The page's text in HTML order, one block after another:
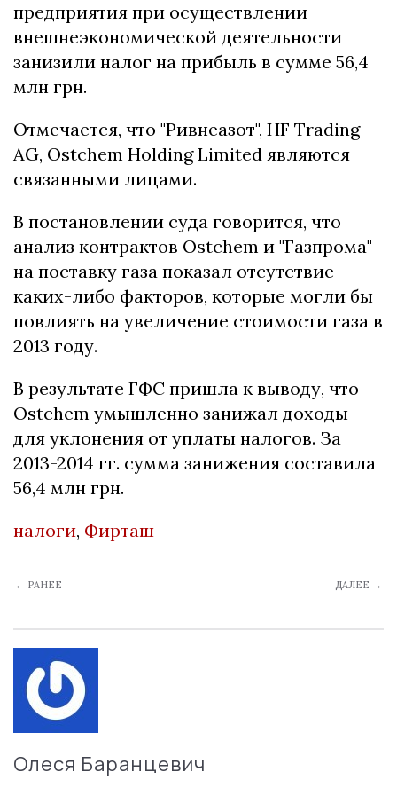
предприятия при осуществлении
внешнеэкономической деятельности
занизили налог на прибыль в сумме 56,4
млн грн.
Отмечается, что "Ривнеазот", HF Trading
AG, Ostchem Holding Limited являются
связанными лицами.
В постановлении суда говорится, что
анализ контрактов Ostchem и "Газпрома"
на поставку газа показал отсутствие
каких-либо факторов, которые могли бы
повлиять на увеличение стоимости газа в
2013 году.
В результате ГФС пришла к выводу, что
Ostchem умышленно занижал доходы
для уклонения от уплаты налогов. За
2013-2014 гг. сумма занижения составила
56,4 млн грн.
налоги, Фирташ
← РАНЕЕ ДАЛЕЕ →
Олеся Баранцевич